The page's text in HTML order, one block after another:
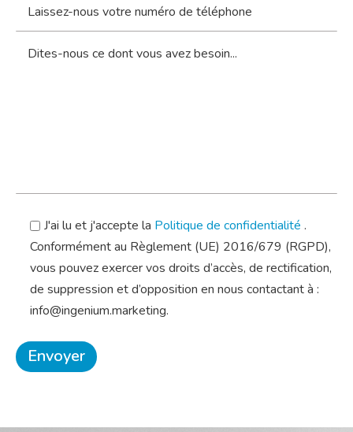
J'ai lu et j'accepte la Politique de confidentialité.
Conformément au Règlement (UE) 2016/679 (RGPD),
vous pouvez exercer vos droits d’accès, de rectification,
de suppression et d’opposition en nous contactant à :
info@ingenium.marketing.